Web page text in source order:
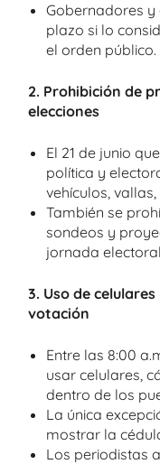
Gobernadores
plazo si lo
el orden público.
2. Prohibición de
elecciones
El 21 de junio
política y
vehículos,
También se
sondeos y
jornada
3. Uso de
votación
Entre las 8:00
usar celulares,
dentro de los
La única
mostrar la
Los periodistas